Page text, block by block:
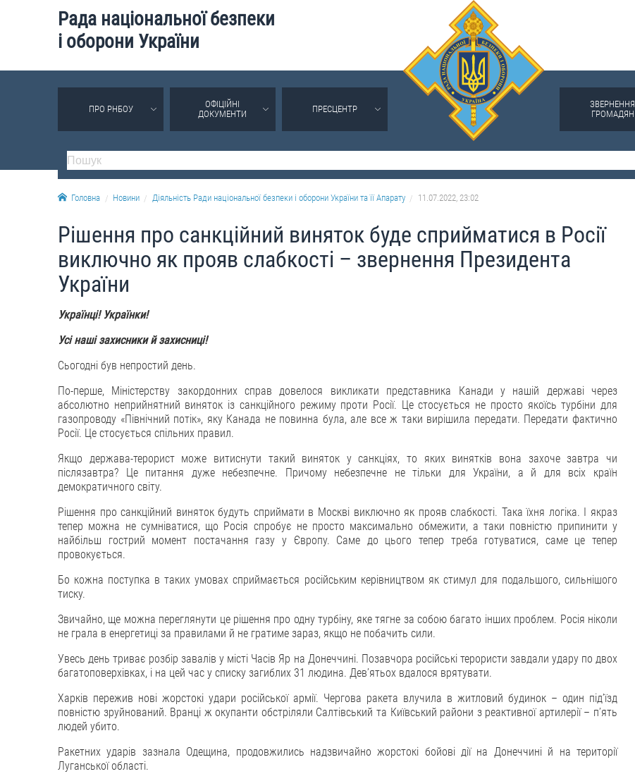
Рада національної безпеки
і оборони України
ПРО РНБОУ
ОФІЦІЙНІ
ДОКУМЕНТИ
ПРЕСЦЕНТР
ЗВЕРНЕННЯ
ГРОМАДЯН
Головна Новини Діяльність Ради національної безпеки і оборони України та її Апарату 11.07.2022, 23:02
Рішення про санкційний виняток буде сприйматися в Росії
виключно як прояв слабкості – звернення Президента
України
Українці! Українки!
Усі наші захисники й захисниці!
Сьогодні був непростий день.
По-перше, Міністерству закордонних справ довелося викликати представника Канади у нашій державі через
абсолютно неприйнятний виняток із санкційного режиму проти Росії. Це стосується не просто якоїсь турбіни для
газопроводу «Північний потік», яку Канада не повинна була, але все ж таки вирішила передати. Передати фактично
Росії. Це стосується спільних правил.
Якщо держава-терорист може витиснути такий виняток у санкціях, то яких винятків вона захоче завтра чи
післязавтра? Це питання дуже небезпечне. Причому небезпечне не тільки для України, а й для всіх країн
демократичного світу.
Рішення про санкційний виняток будуть сприймати в Москві виключно як прояв слабкості. Така їхня логіка. І якраз
тепер можна не сумніватися, що Росія спробує не просто максимально обмежити, а таки повністю припинити у
найбільш гострий момент постачання газу у Європу. Саме до цього тепер треба готуватися, саме це тепер
провокується.
Бо кожна поступка в таких умовах сприймається російським керівництвом як стимул для подальшого, сильнішого
тиску.
Звичайно, ще можна переглянути це рішення про одну турбіну, яке тягне за собою багато інших проблем. Росія ніколи
не грала в енергетиці за правилами й не гратиме зараз, якщо не побачить сили.
Увесь день триває розбір завалів у місті Часів Яр на Донеччині. Позавчора російські терористи завдали удару по двох
багатоповерхівках, і на цей час у списку загиблих 31 людина. Девʼятьох вдалося врятувати.
Харків пережив нові жорстокі удари російської армії. Чергова ракета влучила в житловий будинок – один підʼїзд
повністю зруйнований. Вранці ж окупанти обстріляли Салтівський та Київський райони з реактивної артилерії – пʼять
людей убито.
Ракетних ударів зазнала Одещина, продовжились надзвичайно жорстокі бойові дії на Донеччині й на території
Луганської області.